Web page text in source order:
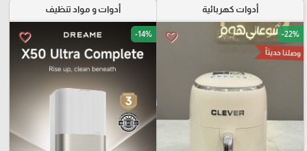
أدوات كهربائية
favorite_border -22%
وصلنا حديثاً
أدوات و مواد تنظيف
favorite_border -14%